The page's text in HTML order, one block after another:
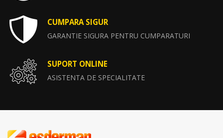
CUMPARA SIGUR
GARANTIE SIGURA PENTRU CUMPARATURI
SUPORT ONLINE
ASISTENTA DE SPECIALITATE